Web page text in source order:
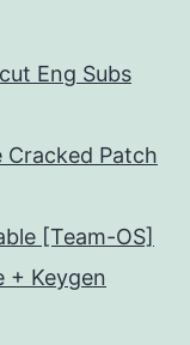
Eng Subs
Patch
[Team-OS]
+ Keygen